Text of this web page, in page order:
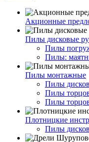
Акционные
Пилы дисковые
Пилы
Пилы:
Пилы монтажные
Пилы
Пилы
Пилы
Плотницкие
Пилы